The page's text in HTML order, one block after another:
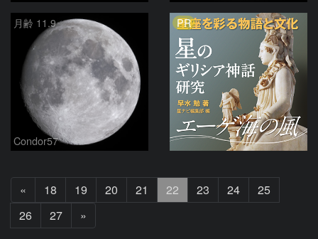
月齢 11.9
Condor57
PR
«
へ
18 19 20 21 22 23 24
25
26
27 »
へ